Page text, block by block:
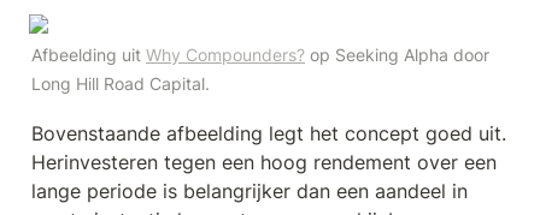
Afbeelding uit Why Compounders? op Seeking Alpha door
Long Hill Road Capital.
Bovenstaande afbeelding legt het concept goed uit.
Herinvesteren tegen een hoog rendement over een
lange periode is belangrijker dan een aandeel in